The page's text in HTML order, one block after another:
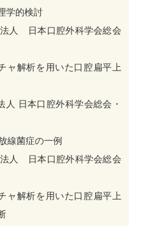
学的検討
日本口腔外科学会総会
ャ解析を⽤いた⼝腔扁平上
本⼝腔外科学会総会・
線菌症の一例
日本口腔外科学会総会
ャ解析を⽤いた⼝腔扁平上